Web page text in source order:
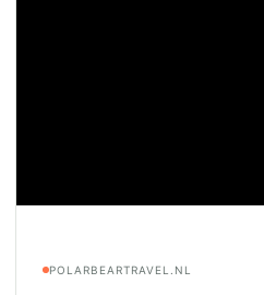
POLARBEARTRAVEL.NL